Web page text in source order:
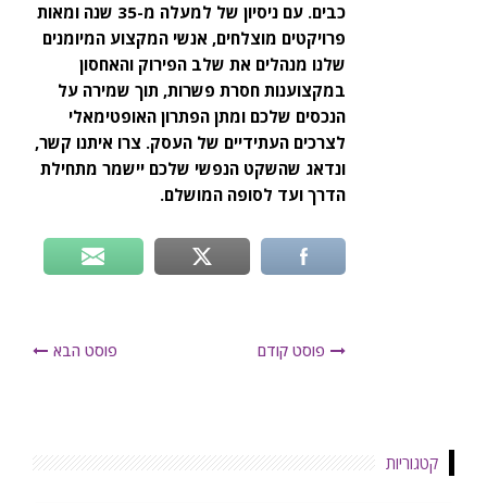
כבים. עם ניסיון של למעלה מ-35 שנה ומאות
פרויקטים מוצלחים, אנשי המקצוע המיומנים
שלנו מנהלים את שלב הפירוק והאחסון
במקצוענות חסרת פשרות, תוך שמירה על
הנכסים שלכם ומתן הפתרון האופטימאלי
לצרכים העתידיים של העסק. צרו איתנו קשר,
ונדאג שהשקט הנפשי שלכם יישמר מתחילת
הדרך ועד לסופה המושלם.
פוסט קודם פוסט הבא
קטגוריות